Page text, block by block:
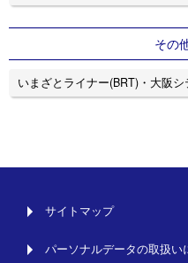
その
いまざとライナー(BRT)・大阪
サイトマップ
パーソナルデータの取扱い